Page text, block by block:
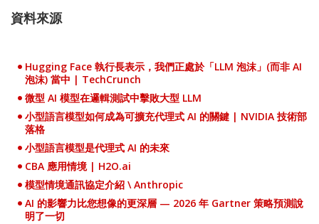
資料來源
Hugging Face 執行長表示，我們正處於「LLM 泡沫」(而非 AI
泡沫) 當中 | TechCrunch
微型 AI 模型在邏輯測試中擊敗大型 LLM
小型語言模型如何成為可擴充代理式 AI 的關鍵 | NVIDIA 技術部
落格
小型語言模型是代理式 AI 的未來
CBA 應用情境 | H2O.ai
模型情境通訊協定介紹 \ Anthropic
AI 的影響力比您想像的更深層 — 2026 年 Gartner 策略預測說
明了一切